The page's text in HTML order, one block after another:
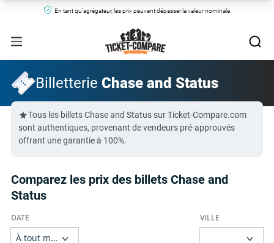
En tant qu'agrégateur, les prix peuvent dépasser la valeur nominale.
Billetterie Chase and Status
Tous les billets Chase and Status sur Ticket-Compare.com
sont authentiques, provenant de vendeurs pré-approuvés
offrant une garantie à 100%.
Comparez les prix des billets Chase and
Status